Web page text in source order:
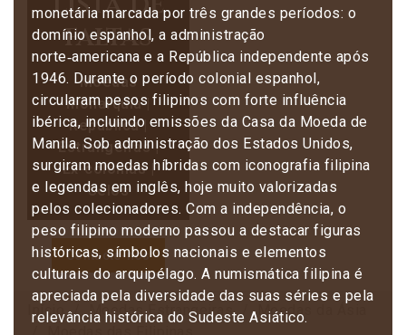
faltas
Moedas
monarquia |
República |
Estrangeiras |
Ex-colónias |
Selos
Contacte-nos
Início Moedas Estrangeiras
Moedas da Ásia
monetária marcada por três grandes períodos: o
domínio espanhol, a administração
norte‑americana e a República independente após
1946. Durante o período colonial espanhol,
circularam pesos filipinos com forte influência
ibérica, incluindo emissões da Casa da Moeda de
Manila. Sob administração dos Estados Unidos,
surgiram moedas híbridas com iconografia filipina
e legendas em inglês, hoje muito valorizadas
pelos colecionadores. Com a independência, o
peso filipino moderno passou a destacar figuras
históricas, símbolos nacionais e elementos
culturais do arquipélago. A numismática filipina é
apreciada pela diversidade das suas séries e pela
relevância histórica do Sudeste Asiático.